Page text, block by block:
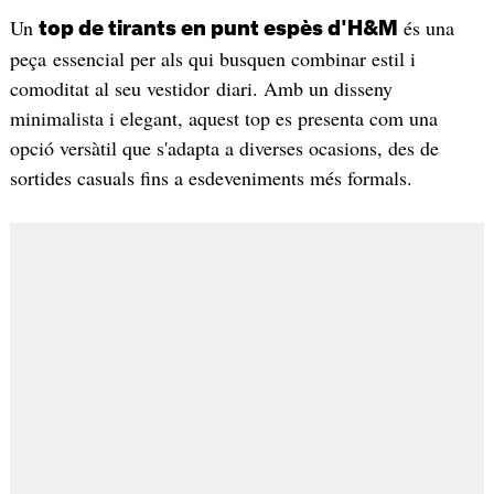
Un top de tirants en punt espès d'H&M és una
peça essencial per als qui busquen combinar estil i
comoditat al seu vestidor diari. Amb un disseny
minimalista i elegant, aquest top es presenta com una
opció versàtil que s'adapta a diverses ocasions, des de
sortides casuals fins a esdeveniments més formals.